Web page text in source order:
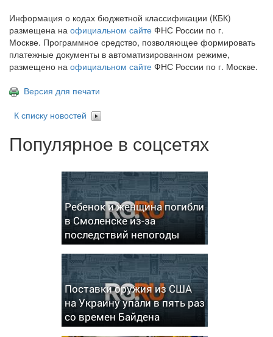
Информация о кодах бюджетной классификации (КБК)
размещена на официальном сайте ФНС России по г.
Москве. Программное средство, позволяющее формировать
платежные документы в автоматизированном режиме,
размещено на официальном сайте ФНС России по г. Москве.
Версия для печати
К списку новостей
Популярное в соцсетях
Ребенок и женщина погибли
в Смоленске из-за
последствий непогоды
Поставки оружия из США
на Украину упали в пять раз
со времен Байдена